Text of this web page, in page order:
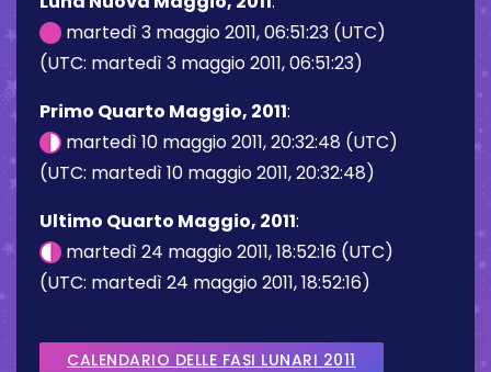
martedì 3 maggio 2011, 06:51:23 (UTC)
(UTC: martedì 3 maggio 2011, 06:51:23)
Primo Quarto Maggio, 2011:
martedì 10 maggio 2011, 20:32:48 (UTC)
(UTC: martedì 10 maggio 2011, 20:32:48)
Ultimo Quarto Maggio, 2011:
martedì 24 maggio 2011, 18:52:16 (UTC)
(UTC: martedì 24 maggio 2011, 18:52:16)
CALENDARIO DELLE FASI LUNARI 2011